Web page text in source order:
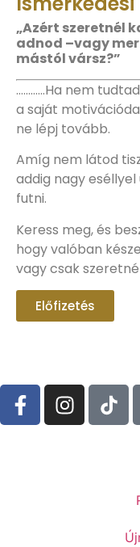
„Azért szeretnél
adnod –vagy
mástól vársz?”
…………Ha nem
a saját
ne lépj tovább.
Amíg nem látod
addig nagy
futni.
Keress meg, és
hogy valóban
vagy csak
Előfizetés